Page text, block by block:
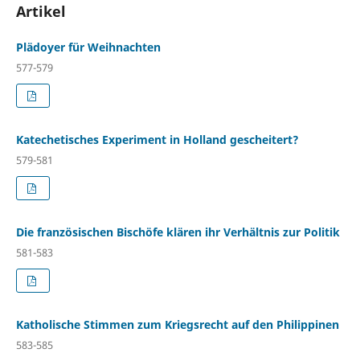
Artikel
Plädoyer für Weihnachten
577-579
Katechetisches Experiment in Holland gescheitert?
579-581
Die französischen Bischöfe klären ihr Verhältnis zur Politik
581-583
Katholische Stimmen zum Kriegsrecht auf den Philippinen
583-585